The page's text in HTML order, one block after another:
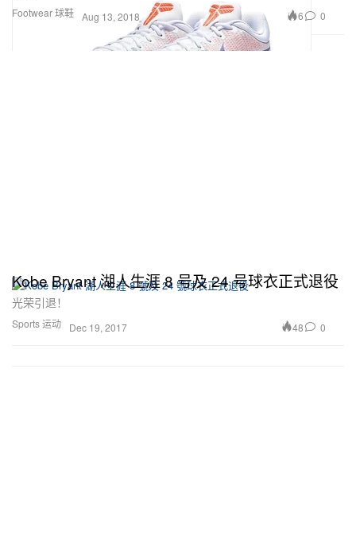
Footwear 球鞋 Aug 13, 2018 6 0
Sports 运动
Kobe Bryant 湖人生涯 8 号及 24 号球衣正式退役
光荣引退！
Dec 19, 2017 48 0